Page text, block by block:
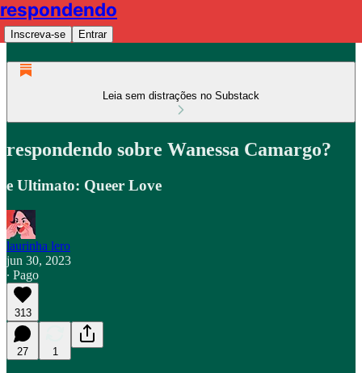
respondendo
Inscreva-se Entrar
Leia sem distrações no Substack
respondendo sobre Wanessa Camargo?
e Ultimato: Queer Love
laurinha lero
jun 30, 2023
∙ Pago
313
27 1